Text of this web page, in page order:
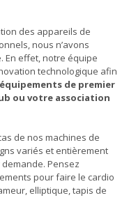
des appareils de
nous n’avons
En effet, notre équipe
technologique afin
équipements de premier
ou votre association
de nos machines de
variés et entièrement
Pensez
pour faire le cardio
elliptique, tapis de